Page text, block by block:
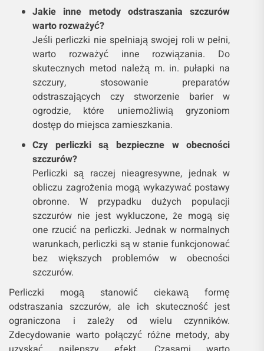
Jakie inne metody odstraszania szczurów
warto rozważyć?
Jeśli perliczki nie spełniają swojej roli w pełni,
warto rozważyć inne rozwiązania. Do
skutecznych metod należą m. in. pułapki na
szczury, stosowanie preparatów
odstraszających czy stworzenie barier w
ogrodzie, które uniemożliwią gryzoniom
dostęp do miejsca zamieszkania.
Czy perliczki są bezpieczne w obecności
szczurów?
Perliczki są raczej nieagresywne, jednak w
obliczu zagrożenia mogą wykazywać postawy
obronne. W przypadku dużych populacji
szczurów nie jest wykluczone, że mogą się
one rzucić na perliczki. Jednak w normalnych
warunkach, perliczki są w stanie funkcjonować
bez większych problemów w obecności
szczurów.
Perliczki mogą stanowić ciekawą formę
odstraszania szczurów, ale ich skuteczność jest
ograniczona i zależy od wielu czynników.
Zdecydowanie warto połączyć różne metody, aby